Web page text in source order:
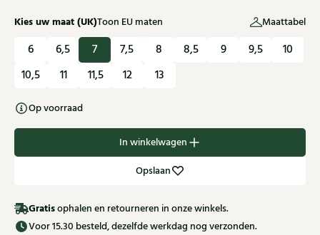
Kies uw maat (UK)Toon EU maten Maattabel
6 6,5 7 7,5 8 8,5 9 9,5
10
10,5
11 11,5 12 13
Op voorraad
In winkelwagen
Opslaan
Gratisophalen en retourneren in onze winkels.
Voor 15.30 besteld, dezelfde werkdag nog verzonden.